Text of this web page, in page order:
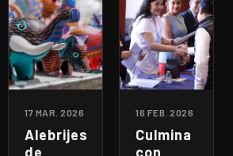
17 MAR. 2026
Alebrijes
de
16 FEB. 2026
Culmina
con